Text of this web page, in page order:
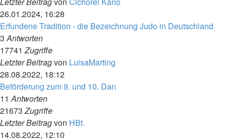
26.01.2024, 16:28
Erfundene Tradition - die Bezeichnung Judo in Deutschland
3Antworten
17741Zugriffe
Letzter Beitragvon LuisaMarting
28.08.2022, 18:12
Beförderung zum 9. und 10. Dan
11Antworten
21673Zugriffe
Letzter Beitragvon HBt.
14.08.2022, 12:10